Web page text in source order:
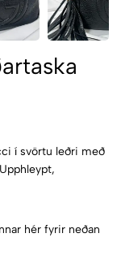
í svörtu leðri með
hér fyrir neðan